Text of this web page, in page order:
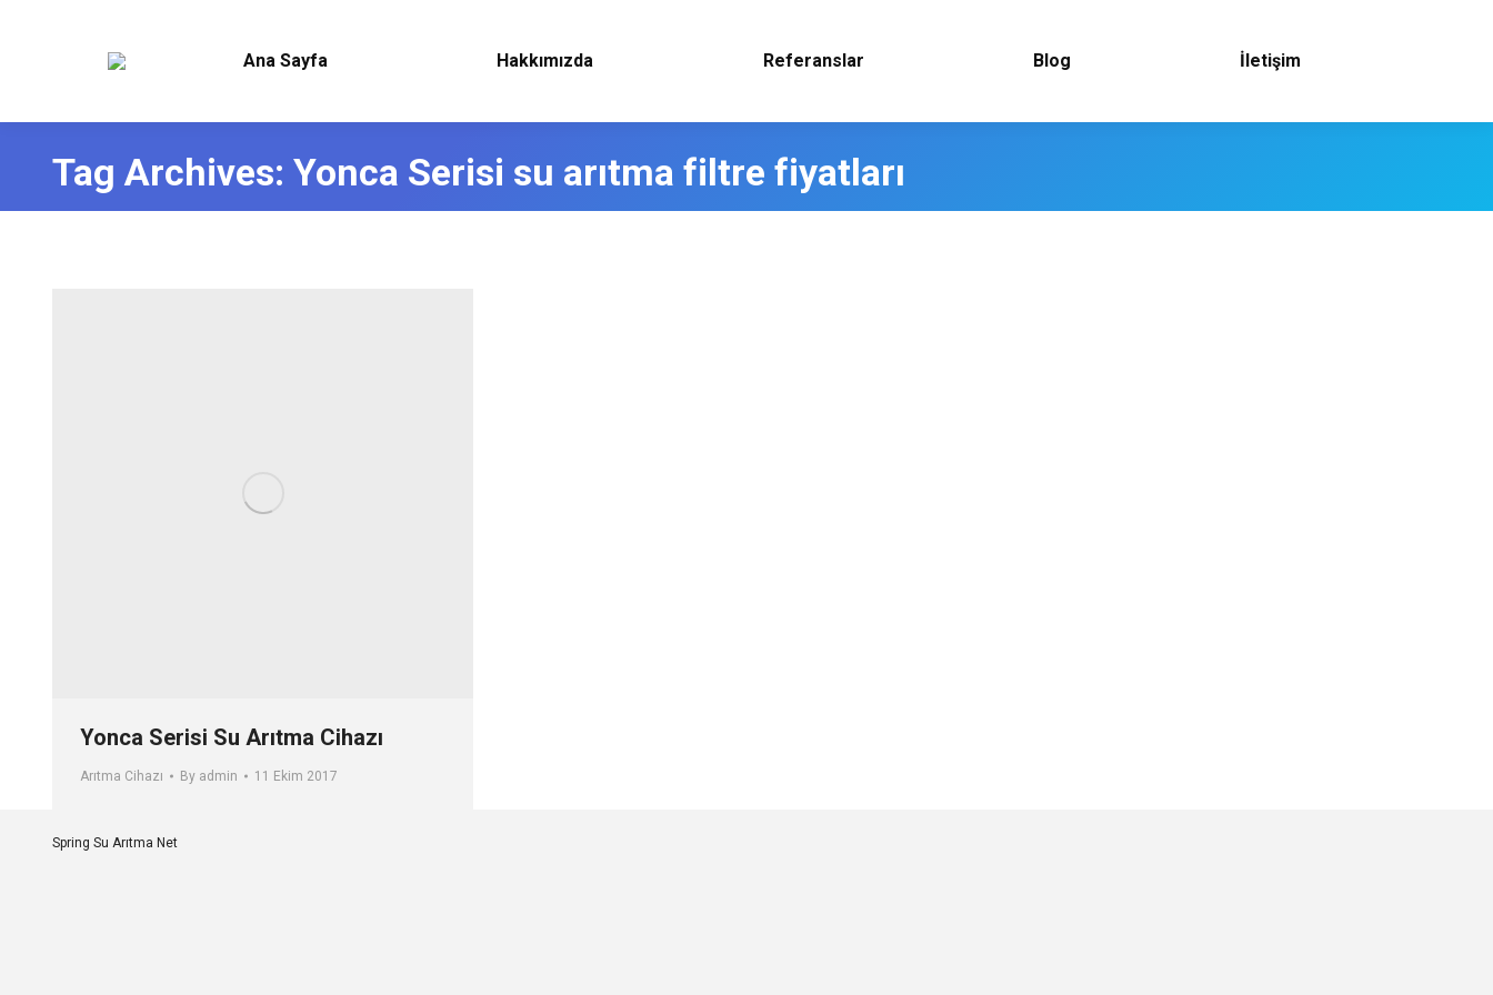
Ana Sayfa Hakkımızda Referanslar Blog İletişim
Tag Archives: Yonca Serisi su arıtma filtre fiyatları
Yonca Serisi Su Arıtma Cihazı
Arıtma Cihazı By admin 11 Ekim 2017
Spring Su Arıtma Net